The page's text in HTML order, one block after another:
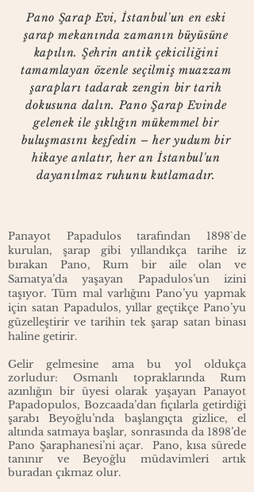
Pano Şarap Evi, İstanbul'un en eski
şarap mekanında zamanın büyüsüne
kapılın. Şehrin antik çekiciliğini
tamamlayan özenle seçilmiş muazzam
şarapları tadarak zengin bir tarih
dokusuna dalın. Pano Şarap Evinde
gelenek ile şıklığın mükemmel bir
buluşmasını keşfedin – her yudum bir
hikaye anlatır, her an İstanbul'un
dayanılmaz ruhunu kutlamadır.
Panayot Papadulos tarafından 1898`de
kurulan, şarap gibi yıllandıkça tarihe iz
bırakan Pano, Rum bir aile olan ve
Samatya’da yaşayan Papadulos’un izini
taşıyor. Tüm mal varlığını Pano’yu yapmak
için satan Papadulos, yıllar geçtikçe Pano’yu
güzelleştirir ve tarihin tek şarap satan binası
haline getirir.
Gelir gelmesine ama bu yol oldukça
zorludur: Osmanlı topraklarında Rum
azınlığın bir üyesi olarak yaşayan Panayot
Papadopulos, Bozcaada’dan fıçılarla getirdiği
şarabı Beyoğlu’nda başlangıçta gizlice, el
altında satmaya başlar, sonrasında da 1898’de
Pano Şaraphanesi’ni açar. Pano, kısa sürede
tanınır ve Beyoğlu müdavimleri artık
buradan çıkmaz olur.